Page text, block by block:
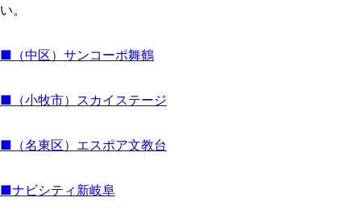
い。
■（中区）サンコーポ舞鶴
■（小牧市）スカイステージ
■（名東区）エスポア文教台
■ナビシティ新岐阜